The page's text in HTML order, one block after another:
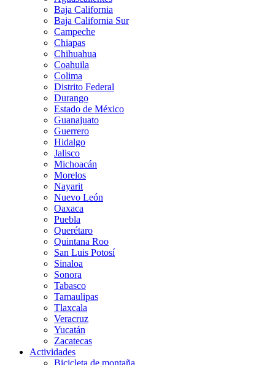
Baja California
Baja California Sur
Campeche
Chiapas
Chihuahua
Coahuila
Colima
Distrito Federal
Durango
Estado de México
Guanajuato
Guerrero
Hidalgo
Jalisco
Michoacán
Morelos
Nayarit
Nuevo León
Oaxaca
Puebla
Querétaro
Quintana Roo
San Luis Potosí
Sinaloa
Sonora
Tabasco
Tamaulipas
Tlaxcala
Veracruz
Yucatán
Zacatecas
Actividades
Bicicleta de montaña